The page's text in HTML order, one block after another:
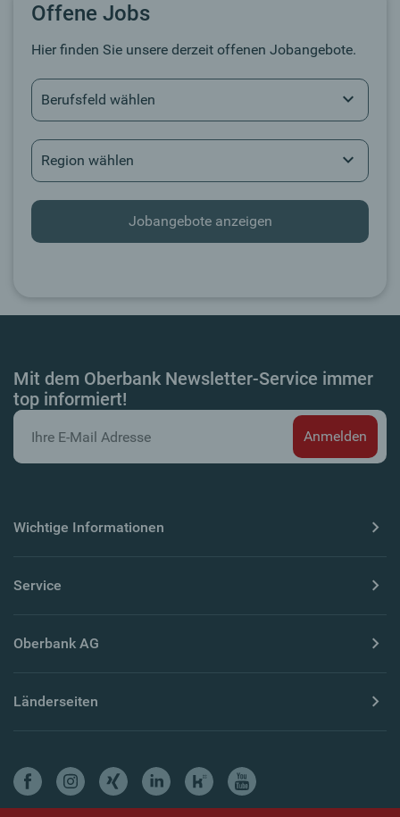
Offene Jobs
Hier finden Sie unsere derzeit offenen Jobangebote.
Berufsfeld wählen
Region wählen
Jobangebote anzeigen
Mit dem Oberbank Newsletter-Service immer
top informiert!
Wichtige Informationen
Service
Oberbank AG
Länderseiten